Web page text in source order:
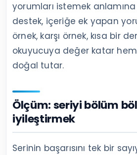
yorumları istemek
destek, içeriğe ek yapan
örnek, karşı örnek, kısa bir
okuyucuya değer katar
doğal tutar.
Ölçüm: seriyi bölüm
iyileştirmek
Serinin başarısını tek bir